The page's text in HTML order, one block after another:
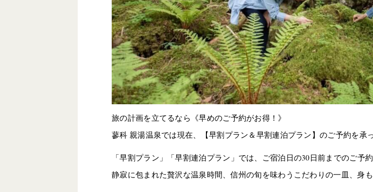
旅の計画を立てるなら《早めのご予約がお得！》
蓼科 親湯温泉では現在、【早割プラン＆早割連泊プラン】のご予約を承
「早割プラン」「早割連泊プラン」では、ご宿泊日の30日前までのご予
静寂に包まれた贅沢な温泉時間、信州の旬を味わうこだわりの一皿、身